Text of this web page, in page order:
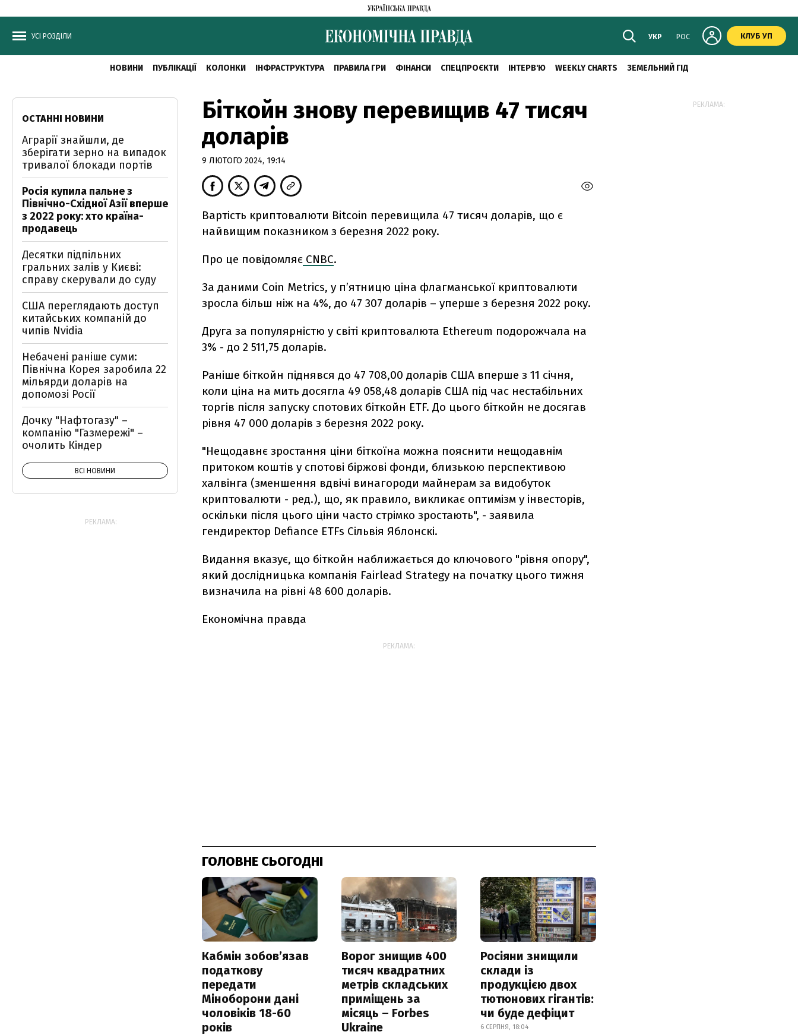
УСІ РОЗДІЛИ УКР РОС КЛУБ УП
НОВИНИ ПУБЛІКАЦІЇ КОЛОНКИ ІНФРАСТРУКТУРА ПРАВИЛА ГРИ ФІНАНСИ СПЕЦПРОЄКТИ ІНТЕРВ'Ю WEEKLY CHARTS ЗЕМЕЛЬНИЙ ГІД
Біткойн знову перевищив 47 тисяч
доларів
9 ЛЮТОГО 2024, 19:14
Вартість криптовалюти Bitcoin перевищила 47 тисяч доларів, що є
найвищим показником з березня 2022 року.
Про це повідомляє CNBC.
За даними Coin Metrics, у п’ятницю ціна флагманської криптовалюти
зросла більш ніж на 4%, до 47 307 доларів – уперше з березня 2022 року.
Друга за популярністю у світі криптовалюта Ethereum подорожчала на
3% - до 2 511,75 доларів.
Раніше біткойн піднявся до 47 708,00 доларів США вперше з 11 січня,
коли ціна на мить досягла 49 058,48 доларів США під час нестабільних
торгів після запуску спотових біткойн ETF. До цього біткойн не досягав
рівня 47 000 доларів з березня 2022 року.
"Нещодавнє зростання ціни біткоїна можна пояснити нещодавнім
притоком коштів у спотові біржові фонди, близькою перспективою
халвінга (зменшення вдвічі винагороди майнерам за видобуток
криптовалюти - ред.), що, як правило, викликає оптимізм у інвесторів,
оскільки після цього ціни часто стрімко зростають", - заявила
гендиректор Defiance ETFs Сільвія Яблонскі.
Видання вказує, що біткойн наближається до ключового "рівня опору",
який дослідницька компанія Fairlead Strategy на початку цього тижня
визначила на рівні 48 600 доларів.
Економічна правда
РЕКЛАМА:
ГОЛОВНЕ СЬОГОДНІ
Кабмін зобовʼязав
податкову
передати
Міноборони дані
чоловіків 18-60
років
Ворог знищив 400
тисяч квадратних
метрів складських
приміщень за
місяць – Forbes
Ukraine
Росіяни знищили
склади із
продукцією двох
тютюнових гігантів:
чи буде дефіцит
6 СЕРПНЯ, 18:04
ОСТАННІ НОВИНИ
Аграрії знайшли, де
зберігати зерно на випадок
тривалої блокади портів
Росія купила пальне з
Північно-Східної Азії вперше
з 2022 року: хто країна-
продавець
Десятки підпільних
гральних залів у Києві:
справу скерували до суду
США переглядають доступ
китайських компаній до
чипів Nvidia
Небачені раніше суми:
Північна Корея заробила 22
мільярди доларів на
допомозі Росії
Дочку "Нафтогазу" –
компанію "Газмережі" –
очолить Кіндер
ВСІ НОВИНИ
РЕКЛАМА:
РЕКЛАМА: